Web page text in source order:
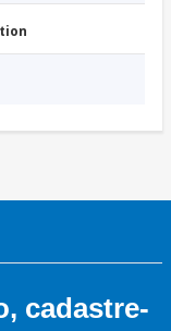
cadastre-